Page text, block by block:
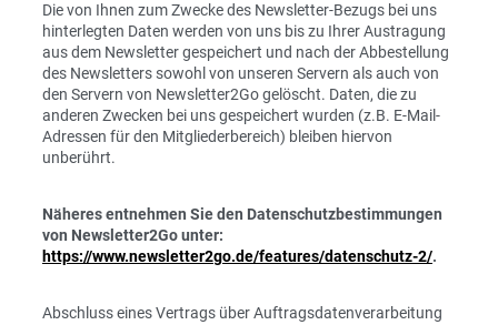
Die von Ihnen zum Zwecke des Newsletter-Bezugs bei uns
hinterlegten Daten werden von uns bis zu Ihrer Austragung
aus dem Newsletter gespeichert und nach der Abbestellung
des Newsletters sowohl von unseren Servern als auch von
den Servern von Newsletter2Go gelöscht. Daten, die zu
anderen Zwecken bei uns gespeichert wurden (z.B. E-Mail-
Adressen für den Mitgliederbereich) bleiben hiervon
unberührt.
Näheres entnehmen Sie den Datenschutzbestimmungen
von Newsletter2Go unter:
https://www.newsletter2go.de/features/datenschutz-2/.
Abschluss eines Vertrags über Auftragsdatenverarbeitung